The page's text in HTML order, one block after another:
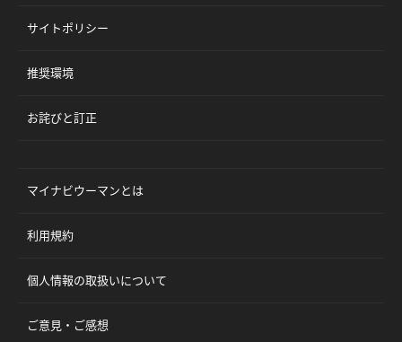
サイトポリシー
推奨環境
お詫びと訂正
マイナビウーマンとは
利用規約
個人情報の取扱いについて
ご意見・ご感想